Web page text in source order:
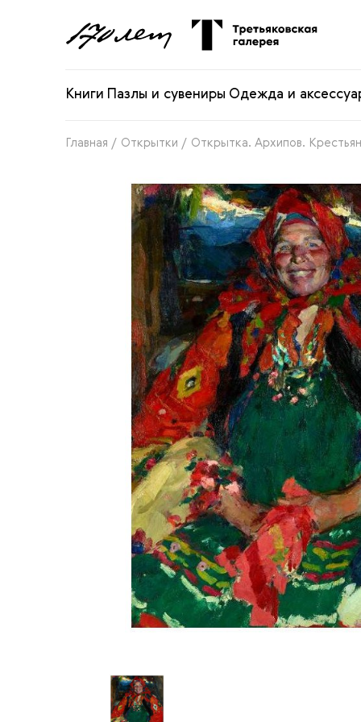
Книги Пазлы и сувениры Одежда и
Главная / Открытки / Открытка. Архипов.